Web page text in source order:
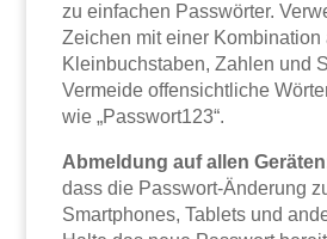
zu einfachen Passwörter.
Zeichen mit einer Kombination
Kleinbuchstaben, Zahlen und
Vermeide offensichtliche
wie „Passwort123“.
Abmeldung auf allen
dass die Passwort-Änderung
Smartphones, Tablets und